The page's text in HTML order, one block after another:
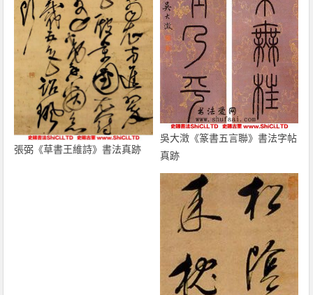
張弼《草書王維詩》書法真跡
吳大澂《篆書五言聯》書法字帖
真跡